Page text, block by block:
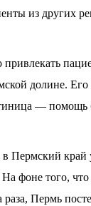
из других
долине.
— помощь
Пермский край
фоне того,
Пермь